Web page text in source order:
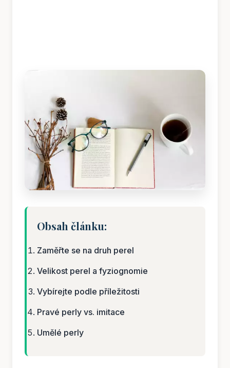
Obsah článku:
Zaměřte se na druh perel
Velikost perel a fyziognomie
Vybírejte podle příležitosti
Pravé perly vs. imitace
Umělé perly